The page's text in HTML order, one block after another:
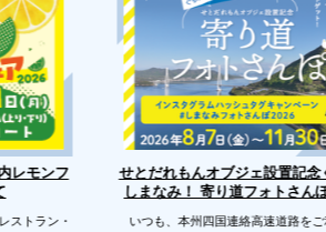
レモンフ
ストラン・
せとだれもんオブジェ設置記念
しまなみ！ 寄り道フォトさ
いつも、本州四国連絡高速道路をご